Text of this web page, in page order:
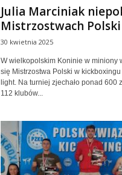
Julia Marciniak
Mistrzostwach Polski
30 kwietnia 2025
W wielkopolskim Koninie w miniony
się Mistrzostwa Polski w
light. Na turniej zjechało ponad 600
112 klubów...